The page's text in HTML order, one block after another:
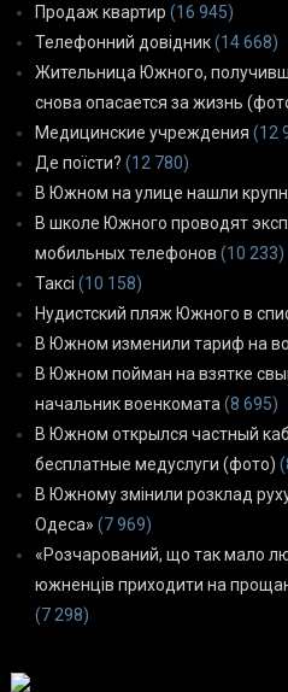
Продаж квартир (16 945)
Телефонний довідник(14 668)
Жительница Южного,
снова опасается за жизнь
Медицинские учреждения (12
Де поїсти? (12 780)
В Южном на улице нашли
В школе Южного проводят
мобильных телефонов (10 233)
Таксі (10 158)
Нудистский пляж Южного в
В Южном изменили тариф на
В Южном пойман на взятке
начальник военкомата (8 695)
В Южном открылся частный
бесплатные медуслуги (фото)
В Южному змінили розклад
Одеса» (7 969)
«Розчарований, що так мало
южненців приходити на
(7 298)